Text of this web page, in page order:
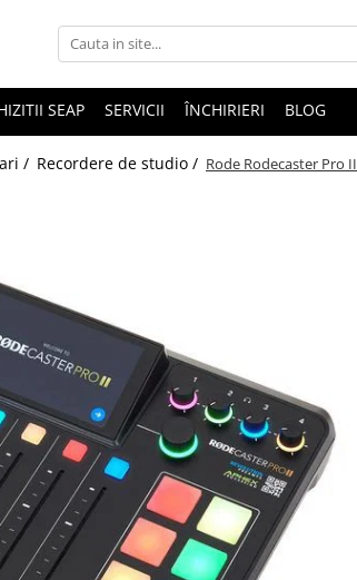
SEAP SERVICII ÎNCHIRIERI BLOG
/ Recordere de studio / Rode Rodecaster Pro II